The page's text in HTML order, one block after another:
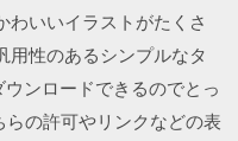
わいいイラストがたくさ
用性のあるシンプルなタ
ンロードできるのでとっ
の許可やリンクなどの表